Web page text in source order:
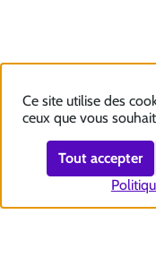
Ce site utilise des
ceux que vous
Tout accepter